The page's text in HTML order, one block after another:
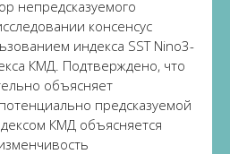
непредсказуемого
консенсус
индекса SST Nino3-
КМД. Подтверждено, что
объясняет
предсказуемой
КМД объясняется